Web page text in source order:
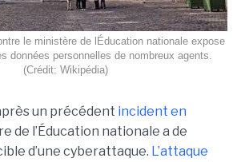
le ministère de lÉducation nationale expose
données personnelles de nombreux agents.
(Crédit: Wikipédia)
un précédent incident en
de l’Éducation nationale a de
d’une cyberattaque. L’attaque